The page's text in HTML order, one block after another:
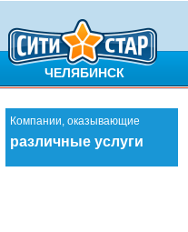
ЧЕЛЯБИНСК
Компании, оказывающие
различные услуги